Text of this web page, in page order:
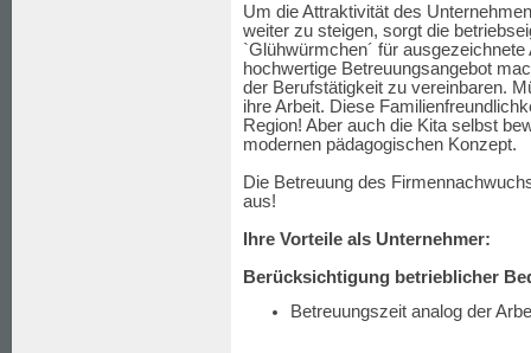
Um die Attraktivität des
weiter zu steigen, sorgt die
`Glühwürmchen´ für
hochwertige Betreuungsangebot
der Berufstätigkeit zu vereinbaren.
ihre Arbeit. Diese
Region! Aber auch die Kita selbst
modernen pädagogischen Konzept.
Die Betreuung des
aus!
Ihre Vorteile als Unternehmer:
Berücksichtigung betrieblicher
Betreuungszeit analog der